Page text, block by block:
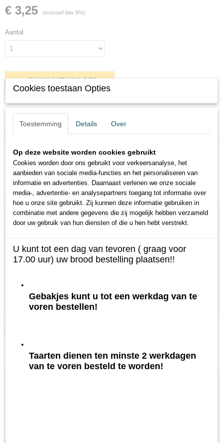
€ 3,25 (inclusief btw 9%)
Aantal
IN WINKELWAGEN
Omschrijving
Gedurende het jaar kunnen de smaken verschillen.
Ook interessant
Tompouce
€ 3,25
Cookies toestaan Opties
Toestemming Details Over
Op deze website worden cookies gebruikt
Cookies worden door ons gebruikt voor verkeersanalyse, het
aanbieden van sociale media-functies en het personaliseren van
informatie en advertenties. Daarnaast verlenen we onze sociale
media-, advertentie- en analysepartners toegang tot informatie over
hoe u onze site gebruikt. Zij kunnen deze informatie gebruiken in
combinatie met andere gegevens die zij mogelijk hebben verzameld
door uw gebruik van hun diensten of die u hen hebt verstrekt.
U kunt tot een dag van tevoren ( graag voor
17.00 uur) uw brood bestelling plaatsen!!
Gebakjes kunt u tot een werkdag van te
voren bestellen!
Taarten dienen ten minste 2 werkdagen
van te voren besteld te worden!